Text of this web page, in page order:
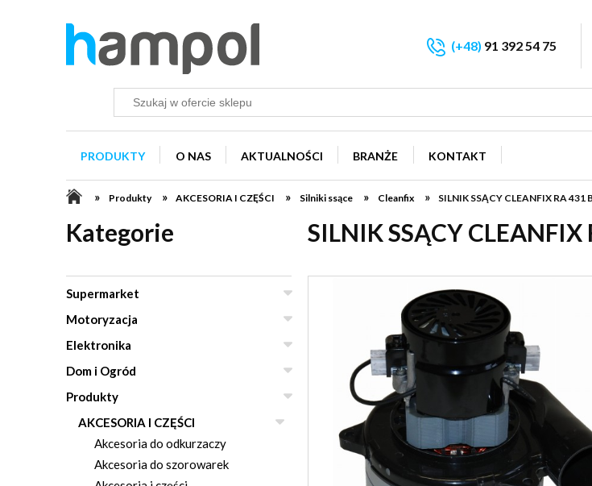
(+48) 91 392 54 75
PRODUKTY O NAS AKTUALNOŚCI BRANŻE KONTAKT
» Produkty » AKCESORIA I CZĘŚCI » Silniki ssące » Cleanfix » SILNIK SSĄCY CLEANFIX RA 431 B
Kategorie
Supermarket
Motoryzacja
Elektronika
Dom i Ogród
Produkty
AKCESORIA I CZĘŚCI
Akcesoria do odkurzaczy
Akcesoria do szorowarek
SILNIK SSĄCY CLEANFIX